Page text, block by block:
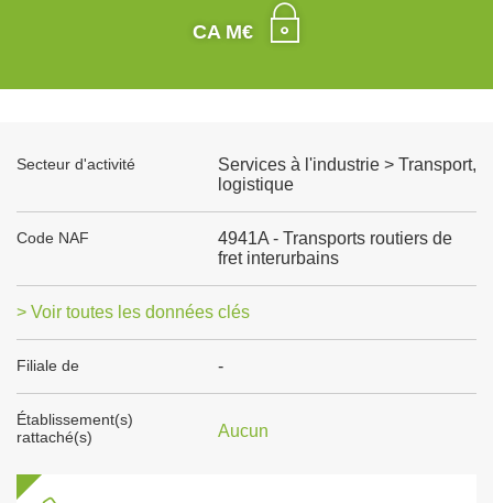
CA M€
Secteur d'activité
Services à l'industrie > Transport,
logistique
Code NAF
4941A - Transports routiers de
fret interurbains
> Voir toutes les données clés
Filiale de -
Établissement(s)
rattaché(s)
Aucun